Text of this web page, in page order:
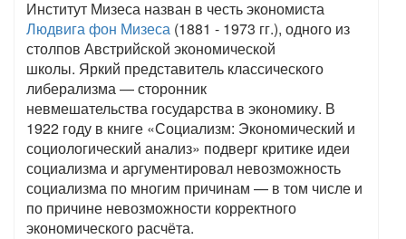
Институт Мизеса назван в честь экономиста
Людвига фон Мизеса (1881 - 1973 гг.), одного из
столпов Австрийской экономической
школы. Яркий представитель классического
либерализма — сторонник
невмешательства государства в экономику. В
1922 году в книге «Социализм: Экономический и
социологический анализ» подверг критике идеи
социализма и аргументировал невозможность
социализма по многим причинам — в том числе и
по причине невозможности корректного
экономического расчёта.